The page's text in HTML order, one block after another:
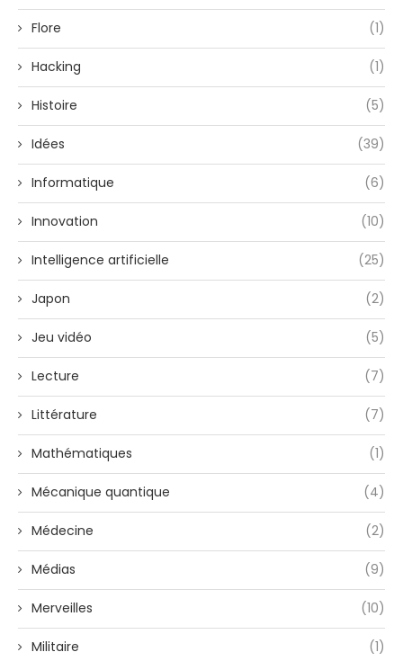
Flore (1)
Hacking (1)
Histoire (5)
Idées (39)
Informatique (6)
Innovation (10)
Intelligence artificielle (25)
Japon (2)
Jeu vidéo (5)
Lecture (7)
Littérature (7)
Mathématiques (1)
Mécanique quantique (4)
Médecine (2)
Médias (9)
Merveilles (10)
Militaire (1)